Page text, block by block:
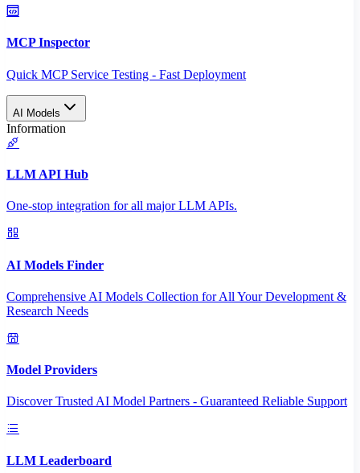
MCP Inspector
Quick MCP Service Testing - Fast Deployment
AI Models
Information
LLM API Hub
One-stop integration for all major LLM APIs.
AI Models Finder
Comprehensive AI Models Collection for All Your Development &
Research Needs
Model Providers
Discover Trusted AI Model Partners - Guaranteed Reliable Support
LLM Leaderboard